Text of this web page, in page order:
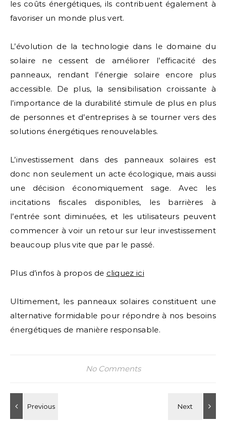
les coûts énergétiques, ils contribuent également à
favoriser un monde plus vert.
L’évolution de la technologie dans le domaine du
solaire ne cessent de améliorer l’efficacité des
panneaux, rendant l’énergie solaire encore plus
accessible. De plus, la sensibilisation croissante à
l’importance de la durabilité stimule de plus en plus
de personnes et d’entreprises à se tourner vers des
solutions énergétiques renouvelables.
L’investissement dans des panneaux solaires est
donc non seulement un acte écologique, mais aussi
une décision économiquement sage. Avec les
incitations fiscales disponibles, les barrières à
l’entrée sont diminuées, et les utilisateurs peuvent
commencer à voir un retour sur leur investissement
beaucoup plus vite que par le passé.
Plus d’infos à propos de cliquez ici
Ultimement, les panneaux solaires constituent une
alternative formidable pour répondre à nos besoins
énergétiques de manière responsable.
No Comments